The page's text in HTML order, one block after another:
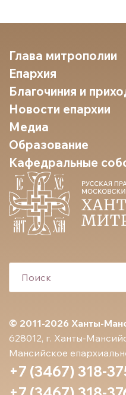
© 2011-2026 Ханты-
628012, г. Ханты-
Мансийское
+7 (3467) 318-
Глава митрополии
Епархия
Благочиния и
Новости епархии
Медиа
Образование
Кафедральные